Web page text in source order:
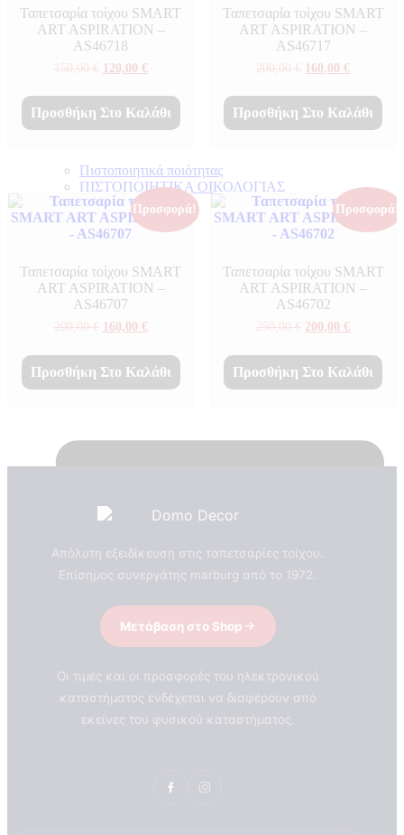
Πιστοποιητικά ποιότητας
ΠΙΣΤΟΠΟΙΗΤΙΚΑ ΟΙΚΟΛΟΓΙΑΣ
ΒΡΑΒΕΙΑ
Η Εταιρεια
Ταπετσαρία τοίχου SMART
ART ASPIRATION –
AS46718
150,00€ Original
was:
150,00 €.
120,00 €Η
τιμή
είναι:
120,00 €.
Προσθήκη Στο Καλάθι
Ταπετσαρία τοίχου SMART
ART ASPIRATION –
AS46717
200,00€ Original
was:
200,00 €.
160,00 €Η
τιμή
είναι:
160,00 €.
Προσθήκη Στο Καλάθι
Προσφορά!
Ταπετσαρία τοίχου SMART
ART ASPIRATION –
AS46707
200,00€ Original
was:
200,00 €.
160,00 €Η
τιμή
είναι:
160,00 €.
Προσθήκη Στο Καλάθι
Προσφορά!
Ταπετσαρία τοίχου SMART
ART ASPIRATION –
AS46702
250,00€ Original
was:
250,00 €.
200,00 €Η
τιμή
είναι:
200,00 €.
Προσθήκη Στο Καλάθι
Απόλυτη εξειδίκευση στις ταπετσαρίες τοίχου.
Επίσημος συνεργάτης marburg από το 1972.
Μετάβαση στο Shop
Οι τιμές και οι προσφορές του ηλεκτρονικού
καταστήματος ενδέχεται να διαφέρουν από
εκείνες του φυσικού καταστήματος.